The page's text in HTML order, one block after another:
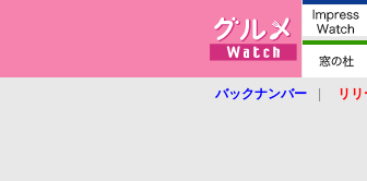
バックナンバー リ